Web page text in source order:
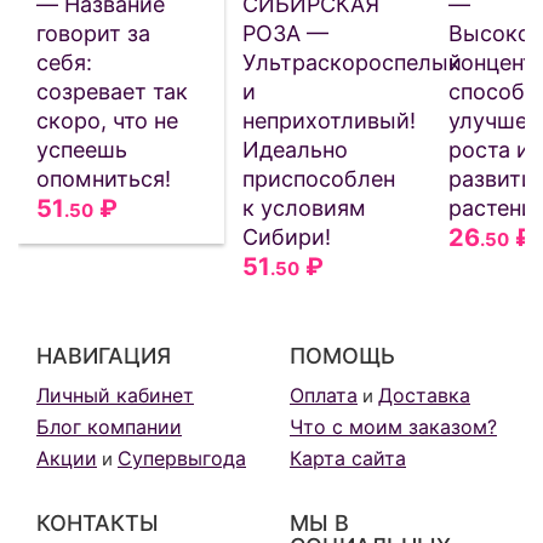
говорит за
себя:
созревает так
скоро, что не
успеешь
опомниться!
51.50 ₽
РОЗА —
Ультраскороспелый
и
неприхотливый!
Идеально
приспособлен
к условиям
Сибири!
51.50 ₽
роста и
26.50 ₽
НАВИГАЦИЯ
Личный кабинет
Блог компании
Акции и Супервыгода
ПОМОЩЬ
Оплата и Доставка
Что с моим заказом?
Карта сайта
КОНТАКТЫ
МЫ В